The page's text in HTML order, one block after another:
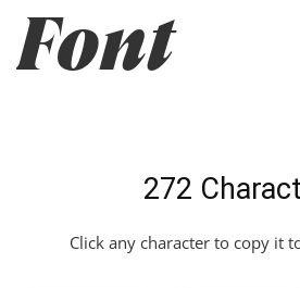
Font
272
Click any character to copy it